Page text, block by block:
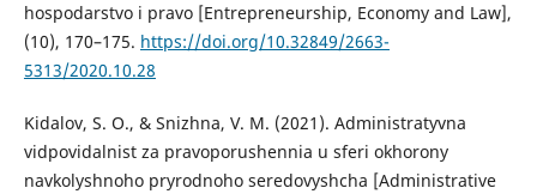
hospodarstvo i pravo [Entrepreneurship, Economy and Law],
(10), 170–175. https://doi.org/10.32849/2663-
5313/2020.10.28
Kidalov, S. O., & Snizhna, V. M. (2021). Administratyvna
vidpovidalnist za pravoporushennia u sferi okhorony
navkolyshnoho pryrodnoho seredovyshcha [Administrative